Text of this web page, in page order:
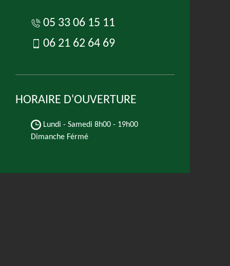
05 33 06 15 11
06 21 62 64 69
HORAIRE D'OUVERTURE
Lundi - Samedi 8h00 - 19h00
Dimanche Férmé